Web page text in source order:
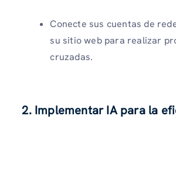
Conecte sus cuentas de
su sitio web para realizar
cruzadas.
2. Implementar IA para la